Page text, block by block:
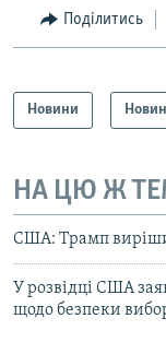
Поділитись
Новини
НА ЦЮ Ж
США: Трамп
У розвідці США
щодо безпеки